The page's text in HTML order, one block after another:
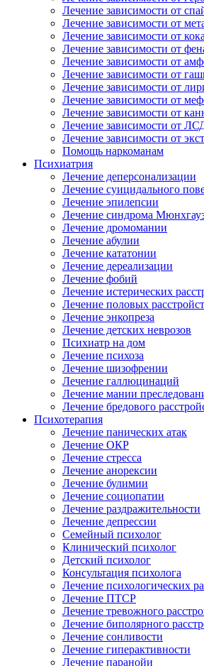
Лечение зависимости от
Лечение зависимости от
Лечение зависимости от
Лечение зависимости от
Лечение зависимости от
Лечение зависимости от
Лечение зависимости от
Лечение зависимости от
Лечение зависимости от
Лечение зависимости от
Лечение зависимости от
Помощь наркоманам
Психиатрия
Лечение деперсонализации
Лечение суицидального
Лечение эпилепсии
Лечение синдрома
Лечение дромомании
Лечение абулии
Лечение кататонии
Лечение дереализации
Лечение фобий
Лечение истерических
Лечение половых
Лечение энкопреза
Лечение детских неврозов
Психиатр на дом
Лечение психоза
Лечение шизофрении
Лечение галлюцинаций
Лечение мании
Лечение бредового
Психотерапия
Лечение панических атак
Лечение ОКР
Лечение стресса
Лечение анорексии
Лечение булимии
Лечение социопатии
Лечение раздражительности
Лечение депрессии
Семейный психолог
Клинический психолог
Детский психолог
Консультация психолога
Лечение психологических
Лечение ПТСР
Лечение тревожного
Лечение биполярного
Лечение сонливости
Лечение гиперактивности
Лечение паранойи